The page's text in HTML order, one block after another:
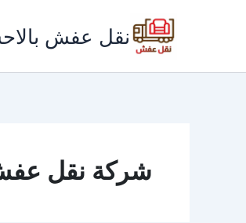
نقل عفش
شركة نقل